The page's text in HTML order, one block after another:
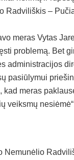
Radviliškis –
meras Vytas
problemą. Bet
administracijos
pasiūlymui
kad meras
veiksmų
Nemunėlio